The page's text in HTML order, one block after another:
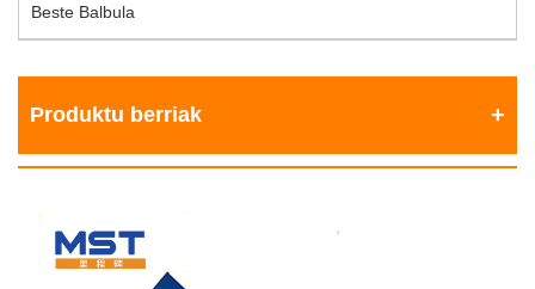
Beste Balbula
Produktu berriak